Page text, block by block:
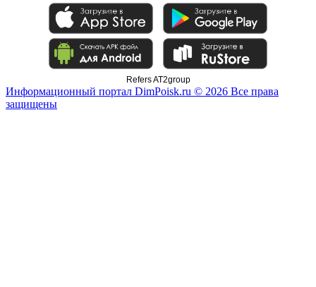
Refers AT2group
Информационный портал DimPoisk.ru © 2026 Все права
защищены